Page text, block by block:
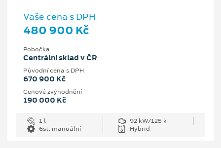
Vaše cena s DPH
480 900 Kč
Pobočka
Centrální sklad v ČR
Původní cena s DPH
670 900 Kč
Cenové zvýhodnění
190 000 Kč
1 l
92 kW/125 k
6st. manuální
Hybrid